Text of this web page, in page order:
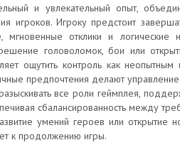
и увлекательный опыт,
игроков. Игроку предстоит
мгновенные отклики и
головоломок, бои или
ощутить контроль как
предпочтения делают
все роли геймплея,
сбалансированность между
умений героев или открытие
к продолжению игры.